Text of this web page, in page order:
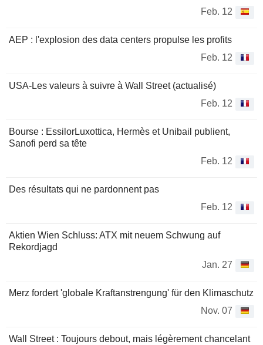
Feb. 12
AEP : l'explosion des data centers propulse les profits
Feb. 12
USA-Les valeurs à suivre à Wall Street (actualisé)
Feb. 12
Bourse : EssilorLuxottica, Hermès et Unibail publient,
Sanofi perd sa tête
Feb. 12
Des résultats qui ne pardonnent pas
Feb. 12
Aktien Wien Schluss: ATX mit neuem Schwung auf
Rekordjagd
Jan. 27
Merz fordert 'globale Kraftanstrengung' für den Klimaschutz
Nov. 07
Wall Street : Toujours debout, mais légèrement chancelant